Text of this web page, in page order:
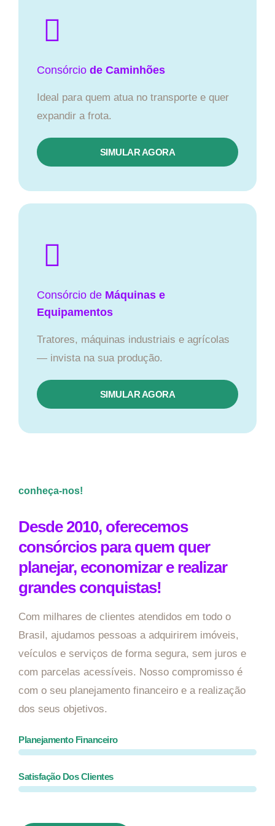
Consórcio de Caminhões
Ideal para quem atua no transporte e quer
expandir a frota.
SIMULAR AGORA
Consórcio de Máquinas e
Equipamentos
Tratores, máquinas industriais e agrícolas
— invista na sua produção.
SIMULAR AGORA
conheça-nos!
Desde 2010, oferecemos
consórcios para quem quer
planejar, economizar e realizar
grandes conquistas!
Com milhares de clientes atendidos em todo o
Brasil, ajudamos pessoas a adquirirem imóveis,
veículos e serviços de forma segura, sem juros e
com parcelas acessíveis. Nosso compromisso é
com o seu planejamento financeiro e a realização
dos seus objetivos.
Planejamento Financeiro
Satisfação Dos Clientes